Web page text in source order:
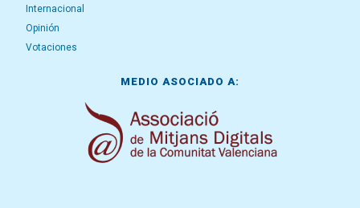
Internacional
Opinión
Votaciones
MEDIO ASOCIADO A: